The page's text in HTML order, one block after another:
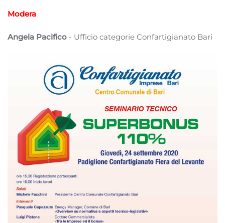
Modera
Angela Pacifico - Ufficio categorie Confartigianato Bari